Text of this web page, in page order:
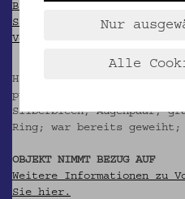
Blatt im Meer. Zypern in
Sammlungen. Kittsee
Volkskunde 8), S. 226.
Hier im Kapitel
publiziert als "Votiv, táma;
Silberblech, Augenpaar,
Ring; war bereits geweiht;
OBJEKT NIMMT BEZUG AUF
Weitere Informationen zu
Sie hier.
Nur
Alle